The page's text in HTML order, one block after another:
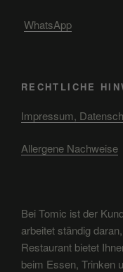
WhatsApp
RECHTLICHE
Impressum,
Allergene Nachweise
Bei Tomic ist der
arbeitet ständig
Restaurant bietet
beim Essen, Trinken